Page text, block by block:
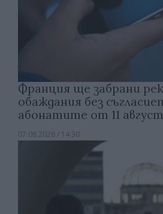
Франция ще забрани
обаждания без
абонатите от 11 август
07.08.2026 / 14:30